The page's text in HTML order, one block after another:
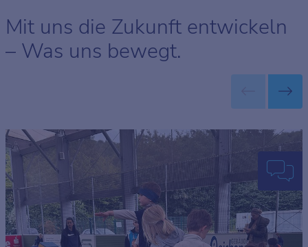
Mit uns die Zukunft entwickeln
– Was uns bewegt.